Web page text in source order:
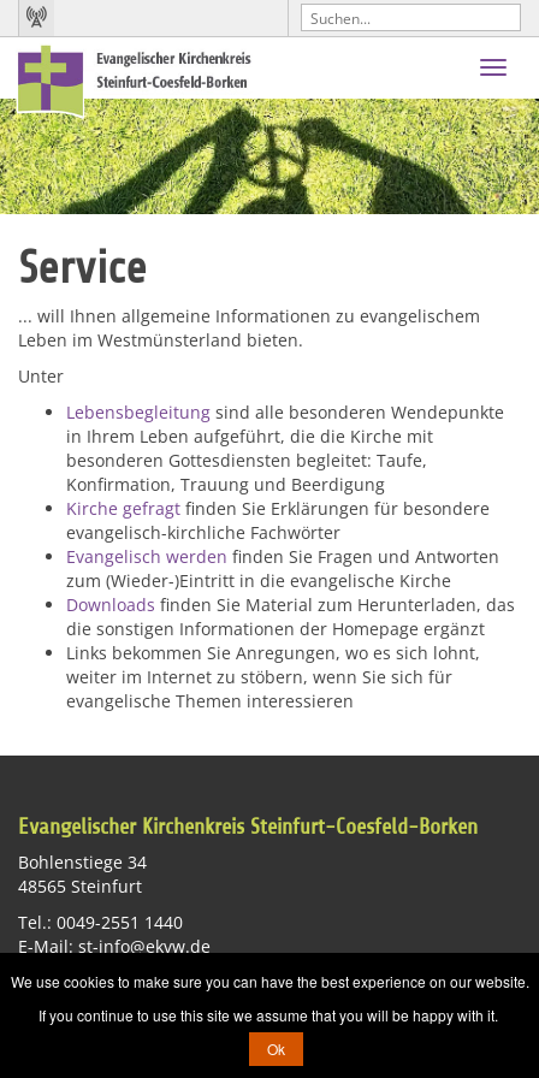
Service
... will Ihnen allgemeine Informationen zu evangelischem
Leben im Westmünsterland bieten.
Unter
Lebensbegleitung sind alle besonderen Wendepunkte
in Ihrem Leben aufgeführt, die die Kirche mit
besonderen Gottesdiensten begleitet: Taufe,
Konfirmation, Trauung und Beerdigung
Kirche gefragt finden Sie Erklärungen für besondere
evangelisch-kirchliche Fachwörter
Evangelisch werden finden Sie Fragen und Antworten
zum (Wieder-)Eintritt in die evangelische Kirche
Downloads finden Sie Material zum Herunterladen, das
die sonstigen Informationen der Homepage ergänzt
Links bekommen Sie Anregungen, wo es sich lohnt,
weiter im Internet zu stöbern, wenn Sie sich für
evangelische Themen interessieren
Evangelischer Kirchenkreis Steinfurt-Coesfeld-Borken
Bohlenstiege 34
48565 Steinfurt
Tel.: 0049-2551 1440
E-Mail: st-info@ekvw.de
Impressum
Datenschutzerklärung Sitemap
We use cookies to make sure you can have the best experience on our website.
If you continue to use this site we assume that you will be happy with it.
Ok